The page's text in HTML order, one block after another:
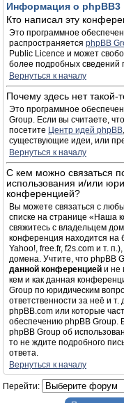
Информация о phpBB3
Кто написал эту
Это программное
распространяется phpBB
Public Licence и может
более подробных сведений
Вернуться к началу
Почему здесь нет такой-
Это программное
Group. Если вы считаете,
посетите Центр идей phpBB
существующие идеи, или
Вернуться к началу
С кем можно связаться
использования и/или
конференцией?
Вы можете связаться с
списке на странице «Наша
свяжитесь с владельцем
конференция находится на
Yahoo!, free.fr, f2s.com и т.
домена. Учтите, что phpBB
данной конференцией и не
кем и как данная
Group по юридическим
ответственности за неё и т.
phpBB.com или которые
обеспечению phpBB Group.
phpBB Group об
то не ждите подробного
ответа.
Вернуться к началу
Перейти: